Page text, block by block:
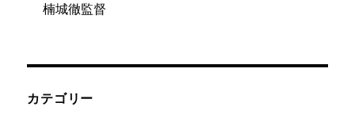
楠城徹監督
カテゴリー